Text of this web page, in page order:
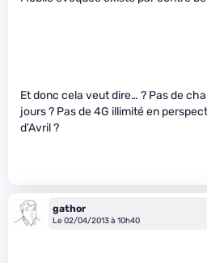
Et donc cela veut dire… ? Pas de
jours ? Pas de 4G illimité en
d’Avril ?
gathor
Le 02/04/2013 à 10h40